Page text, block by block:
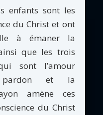
enfants sont les
du Christ et ont
à émaner la
que les trois
sont l’amour
pardon et la
amène ces
du Christ